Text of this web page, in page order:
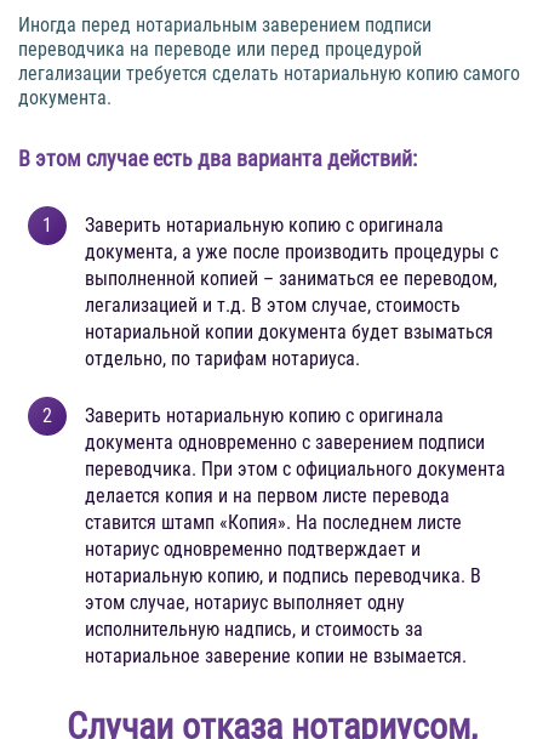
Иногда перед нотариальным заверением подписи
переводчика на переводе или перед процедурой
легализации требуется сделать нотариальную копию самого
документа.
В этом случае есть два варианта действий:
Заверить нотариальную копию с оригинала
документа, а уже после производить процедуры с
выполненной копией – заниматься ее переводом,
легализацией и т.д. В этом случае, стоимость
нотариальной копии документа будет взыматься
отдельно, по тарифам нотариуса.
Заверить нотариальную копию с оригинала
документа одновременно с заверением подписи
переводчика. При этом с официального документа
делается копия и на первом листе перевода
ставится штамп «Копия». На последнем листе
нотариус одновременно подтверждает и
нотариальную копию, и подпись переводчика. В
этом случае, нотариус выполняет одну
исполнительную надпись, и стоимость за
нотариальное заверение копии не взымается.
Случаи отказа нотариусом,